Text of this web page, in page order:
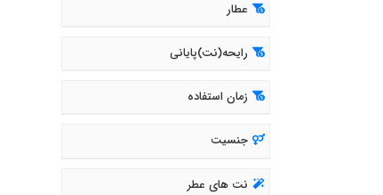
عطار
رایحه(نت)پایانی
زمان استفاده
جنسیت
نت های عطر